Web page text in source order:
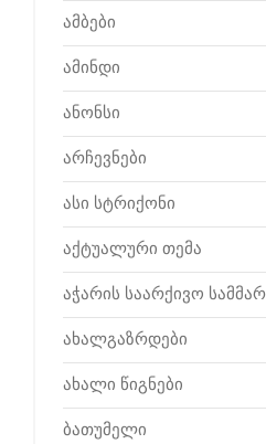
ამბები
ამინდი
ანონსი
არჩევნები
ასი სტრიქონი
აქტუალური თემა
აჭარის საარქივო
ახალგაზრდები
ახალი წიგნები
ბათუმელი